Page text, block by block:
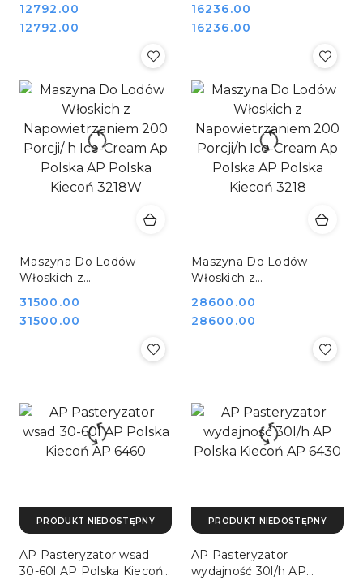
Resto Quality
RQ16ERLWF
Cena:
12792.00
Cena:
12792.00
chłodzenie Resto Quality
RQ828C
Cena:
16236.00
Cena:
16236.00
Maszyna Do Lodów
Włoskich z
Porcji/ h Ice-Cream Ap
Polska AP Polska Kiecoń
Cena:
31500.00
Cena:
31500.00
Maszyna Do Lodów
Włoskich z
Porcji/h Ice-Cream Ap
Polska AP Polska Kiecoń
Cena:
28600.00
Cena:
28600.00
AP Pasteryzator wsad
30-60l AP Polska Kiecoń
PRODUKT NIEDOSTĘPNY
AP Pasteryzator
wydajność 30l/h AP
PRODUKT NIEDOSTĘPNY